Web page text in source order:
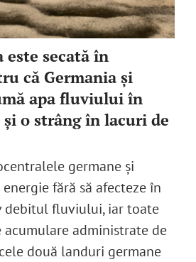
este secată în
că Germania și
apa fluviului în
o strâng în lacuri de
germane și
fără să afecteze în
debitul fluviului, iar toate
administrate de
două landuri germane